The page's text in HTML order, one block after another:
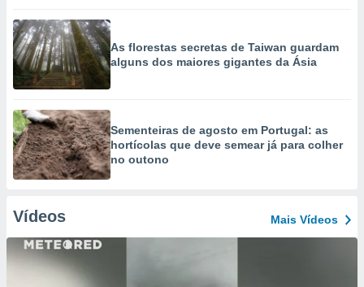
As florestas secretas de Taiwan guardam
alguns dos maiores gigantes da Ásia
Sementeiras de agosto em Portugal: as
hortícolas que deve semear já para colher
no outono
Vídeos Mais Vídeos